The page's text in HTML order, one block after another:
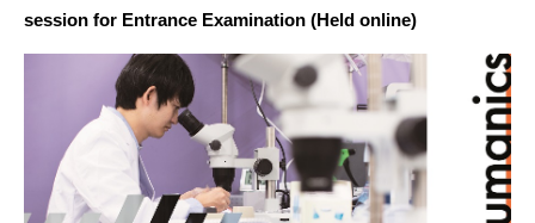
session for Entrance Examination (Held online)